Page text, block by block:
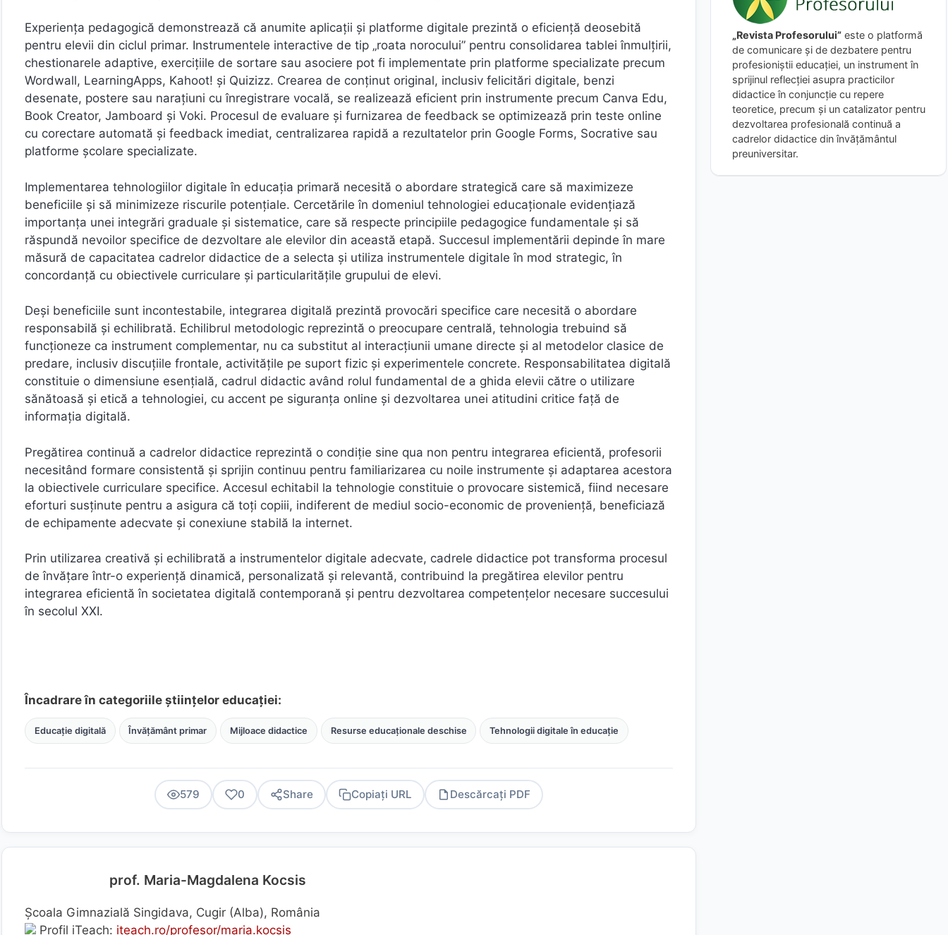
Experiența pedagogică demonstrează că anumite aplicații și platforme digitale prezintă o eficiență deosebită
pentru elevii din ciclul primar. Instrumentele interactive de tip „roata norocului” pentru consolidarea tablei înmulțirii,
chestionarele adaptive, exercițiile de sortare sau asociere pot fi implementate prin platforme specializate precum
Wordwall, LearningApps, Kahoot! și Quizizz. Crearea de conținut original, inclusiv felicitări digitale, benzi
desenate, postere sau narațiuni cu înregistrare vocală, se realizează eficient prin instrumente precum Canva Edu,
Book Creator, Jamboard și Voki. Procesul de evaluare și furnizarea de feedback se optimizează prin teste online
cu corectare automată și feedback imediat, centralizarea rapidă a rezultatelor prin Google Forms, Socrative sau
platforme școlare specializate.
Implementarea tehnologiilor digitale în educația primară necesită o abordare strategică care să maximizeze
beneficiile și să minimizeze riscurile potențiale. Cercetările în domeniul tehnologiei educaționale evidențiază
importanța unei integrări graduale și sistematice, care să respecte principiile pedagogice fundamentale și să
răspundă nevoilor specifice de dezvoltare ale elevilor din această etapă. Succesul implementării depinde în mare
măsură de capacitatea cadrelor didactice de a selecta și utiliza instrumentele digitale în mod strategic, în
concordanță cu obiectivele curriculare și particularitățile grupului de elevi.
Deși beneficiile sunt incontestabile, integrarea digitală prezintă provocări specifice care necesită o abordare
responsabilă și echilibrată. Echilibrul metodologic reprezintă o preocupare centrală, tehnologia trebuind să
funcționeze ca instrument complementar, nu ca substitut al interacțiunii umane directe și al metodelor clasice de
predare, inclusiv discuțiile frontale, activitățile pe suport fizic și experimentele concrete. Responsabilitatea digitală
constituie o dimensiune esențială, cadrul didactic având rolul fundamental de a ghida elevii către o utilizare
sănătoasă și etică a tehnologiei, cu accent pe siguranța online și dezvoltarea unei atitudini critice față de
informația digitală.
Pregătirea continuă a cadrelor didactice reprezintă o condiție sine qua non pentru integrarea eficientă, profesorii
necesitând formare consistentă și sprijin continuu pentru familiarizarea cu noile instrumente și adaptarea acestora
la obiectivele curriculare specifice. Accesul echitabil la tehnologie constituie o provocare sistemică, fiind necesare
eforturi susținute pentru a asigura că toți copiii, indiferent de mediul socio-economic de proveniență, beneficiază
de echipamente adecvate și conexiune stabilă la internet.
Prin utilizarea creativă și echilibrată a instrumentelor digitale adecvate, cadrele didactice pot transforma procesul
de învățare într-o experiență dinamică, personalizată și relevantă, contribuind la pregătirea elevilor pentru
integrarea eficientă în societatea digitală contemporană și pentru dezvoltarea competențelor necesare succesului
în secolul XXI.
Încadrare în categoriile științelor educației:
Educație digitală Învățământ primar Mijloace didactice Resurse educaționale deschise Tehnologii digitale în educație
579 0 Share Copiați URL Descărcați PDF
prof. Maria-Magdalena Kocsis
Școala Gimnazială Singidava, Cugir (Alba), România
Profil iTeach: iteach.ro/profesor/maria.kocsis
„Revista Profesorului” este o platformă
de comunicare și de dezbatere pentru
profesioniștii educației, un instrument în
sprijinul reflecției asupra practicilor
didactice în conjuncție cu repere
teoretice, precum și un catalizator pentru
dezvoltarea profesională continuă a
cadrelor didactice din învățământul
preuniversitar.